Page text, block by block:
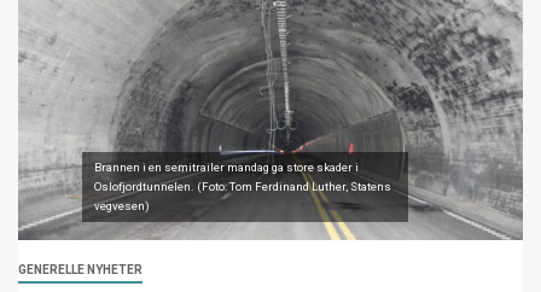
Brannen i en semitrailer mandag ga store skader i
Oslofjordtunnelen. (Foto: Tom Ferdinand Luther, Statens
vegvesen)
GENERELLE NYHETER